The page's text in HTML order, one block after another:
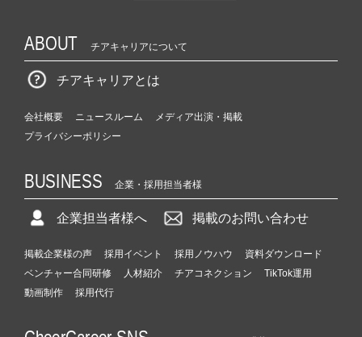
ABOUT チアキャリアについて
チアキャリアとは
会社概要 ニュースルーム
メディア出演・掲載
プライバシーポリシー
BUSINESS 企業・採用担当者様
企業担当者様へ 掲載のお問い合わせ
掲載企業様の声 採用イベント 採用ノウハウ
資料ダウンロード
ベンチャー合同研修
人材紹介 チアコネクション
TikTok運用
動画制作
採用代行